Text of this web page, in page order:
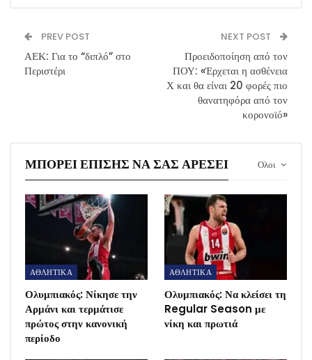
PREV POST
ΑΕΚ: Για το “διπλό” στο
Περιστέρι
NEXT POST
Προειδοποίηση από τον
ΠΟΥ: «Έρχεται η ασθένεια
Χ και θα είναι 20 φορές πιο
θανατηφόρα από τον
κορονοϊό»
Ολοι
ΜΠΟΡΕΊ ΕΠΊΣΗΣ ΝΑ ΣΑΣ ΑΡΈΣΕΙ
ΑΘΛΗΤΙΚΑ
Ολυμπιακός: Νίκησε την
Αρμάνι και τερμάτισε
πρώτος στην κανονική
περίοδο
ΑΘΛΗΤΙΚΑ
Ολυμπιακός: Να κλείσει τη
Regular Season με
νίκη και πρωτιά